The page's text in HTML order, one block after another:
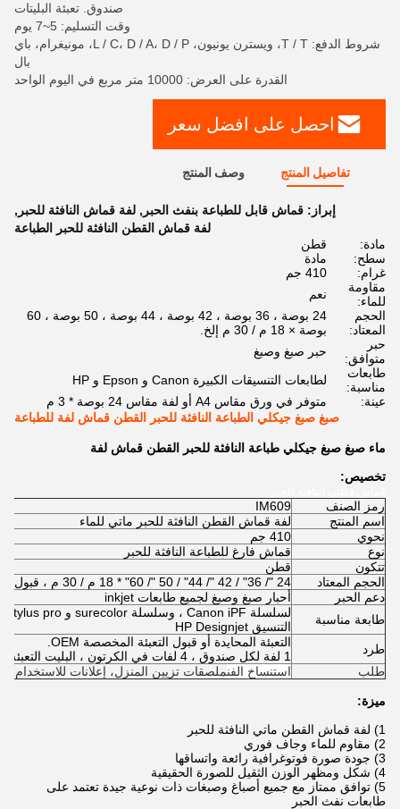
صندوق. تعبئة البليتات
وقت التسليم: 5~7 يوم
شروط الدفع: T / T، ويسترن يونيون، L / C، D / A، D / P، مونيغرام، باي
بال
القدرة على العرض: 10000 متر مربع في اليوم الواحد
احصل على افضل سعر
تفاصيل المنتج وصف المنتج
إبراز: قماش قابل للطباعة بنفث الحبر , لفة قماش النافثة للحبر ,
لفة قماش القطن النافثة للحبر الطباعة
مادة:
قطن
سطح:
مادة
غرام:
410 جم
مقاومة
للماء:
نعم
الحجم
المعتاد:
24 بوصة ، 36 بوصة ، 42 بوصة ، 44 بوصة ، 50 بوصة ، 60
بوصة × 18 م / 30 م إلخ.
حبر
متوافق:
حبر صبغ وصبغ
طابعات
مناسبة:
لطابعات التنسيقات الكبيرة Canon و Epson و HP
عينة:
متوفر في ورق مقاس A4 أو لفة مقاس 24 بوصة * 3 م
صبغ صبغ جيكلي الطباعة النافثة للحبر القطن قماش لفة للطباعة
ماء صبغ صبغ جيكلي طباعة النافثة للحبر القطن قماش لفة
تخصيص:
رمز الصنف
IM609
اسم المنتج
لفة قماش القطن النافثة للحبر ماتي للماء
نحوي
410 جم
نوع
قماش فارغ للطباعة النافثة للحبر
تتكون
قطن
الحجم المعتاد
24 "/ 36" / 42 "/ 44" / 50 "/ 60" * 18 م / 30 م ، قبول الخدمة المخصصة
دعم الحبر
أحبار صبغ وصبغ لجميع طابعات inkjet
طابعة مناسبة
التنسيق HP Designjet
طرد
التعبئة المحايدة أو قبول التعبئة المخصصة OEM.
1 لفة لكل صندوق ، 4 لفات في الكرتون ، البليت التعبئة
طلب
استنساخ الفنملصقات تزيين المنزل، إعلانات للاستخدام
ميزة:
1) لفة قماش القطن ماتي النافثة للحبر
2) مقاوم للماء وجاف فوري
3) جودة صورة فوتوغرافية رائعة واتساقها
4) شكل ومظهر الوزن الثقيل للصورة الحقيقية
5) توافق ممتاز مع جميع أصباغ وصبغات ذات نوعية جيدة تعتمد على
طابعات نفث الحبر